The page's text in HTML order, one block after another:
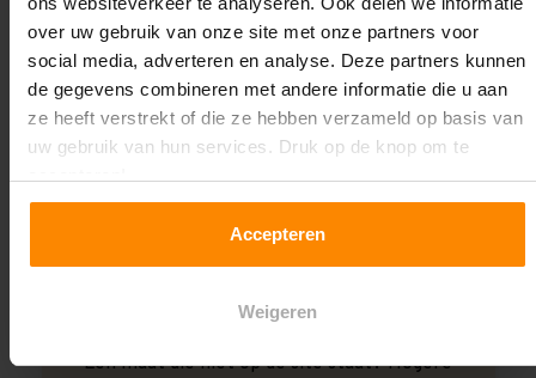
over uw gebruik van onze site met onze partners voor
social media, adverteren en analyse. Deze partners kunnen
de gegevens combineren met andere informatie die u aan
ze heeft verstrekt of die ze hebben verzameld op basis van
uw gebruik van hun services. Druk op de knop om te
Accepteren
Weigeren
Licht (130 kg per legbord)
Oplossing op maat nodig?
Een maat die niet op de site staat? Hogere